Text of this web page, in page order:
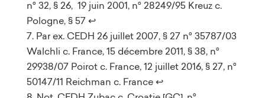
n° 32, § 26, 19 juin 2001, n° 28249/95 Kreuz c.
Pologne, § 57 ↩︎
Par ex. CEDH 26 juillet 2007, § 27 n° 35787/03
Walchli c. France, 15 décembre 2011, § 38, n°
29938/07 Poirot c. France, 12 juillet 2016, § 27, n°
50147/11 Reichman c. France ↩︎